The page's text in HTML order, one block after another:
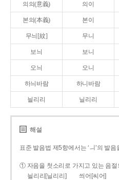
의의(意義) 의이
본의(本義) 본이
무늬[紋] 무니
보늬 보니
오늬 오니
하늬바람 하니바람
늴리리 닐리리
해설
표준 발음법 제5항에서는 ‘ㅢ’의 발
① 자음을 첫소리로 가지고 있는 음절
늴리리[닐리리]
씌어[씨어]